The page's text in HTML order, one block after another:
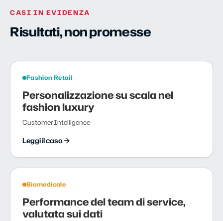
CASI IN EVIDENZA
Risultati, non promesse
Fashion Retail
Personalizzazione su scala nel
fashion luxury
Customer Intelligence
Leggi il caso
Biomedicale
Performance del team di service,
valutata sui dati